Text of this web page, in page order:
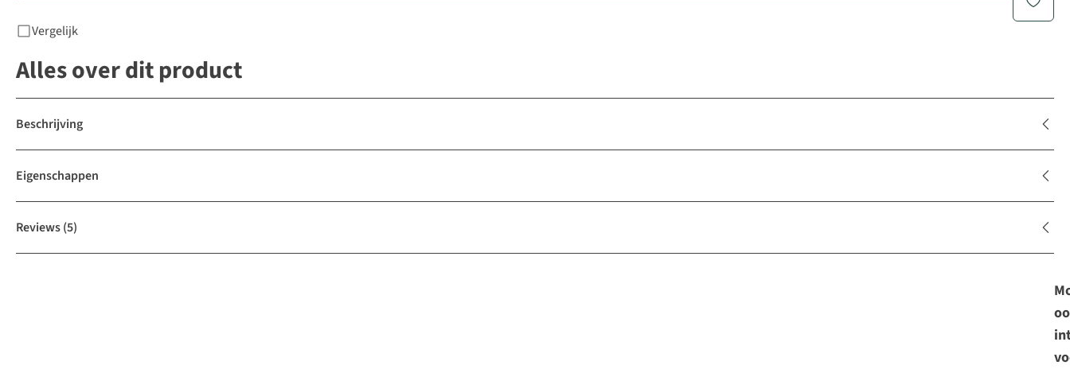
Vergelijk
Alles over dit product
Beschrijving
Eigenschappen
Reviews(5)